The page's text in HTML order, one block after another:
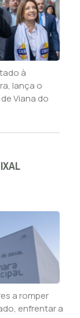
à
lança o
Viana do
a romper
enfrentar a